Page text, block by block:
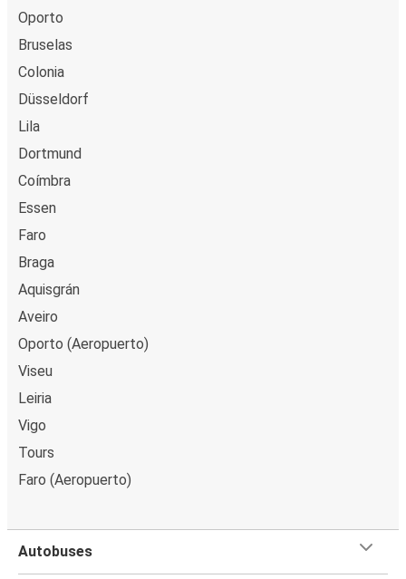
Guimarães
Pontevedra
Niza
Guimarães
Oporto
Bruselas
Colonia
Düsseldorf
Lila
Dortmund
Coímbra
Essen
Faro
Braga
Aquisgrán
Aveiro
Oporto (Aeropuerto)
Viseu
Leiria
Vigo
Tours
Faro (Aeropuerto)
Autobuses